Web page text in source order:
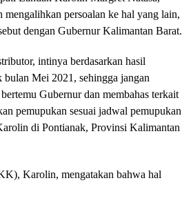
persoalan ke hal yang lain,
dengan Gubernur Kalimantan Barat.
intinya berdasarkan hasil
Mei 2021, sehingga jangan
Gubernur dan membahas terkait
pemupukan sesuai jadwal pemupukan
di Pontianak, Provinsi Kalimantan
Karolin, mengatakan bahwa hal